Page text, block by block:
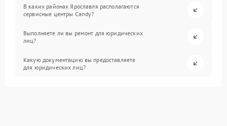
В каких районах Ярославля располагаются
сервисные центры Candy?
Выполняете ли вы ремонт для юридических
лиц?
Какую документацию вы предоставляете
для юридических лиц?